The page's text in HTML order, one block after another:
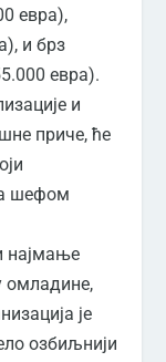
евра),
и брз
евра).
и
приче, ће
шефом
најмање
омладине,
је
озбиљнији